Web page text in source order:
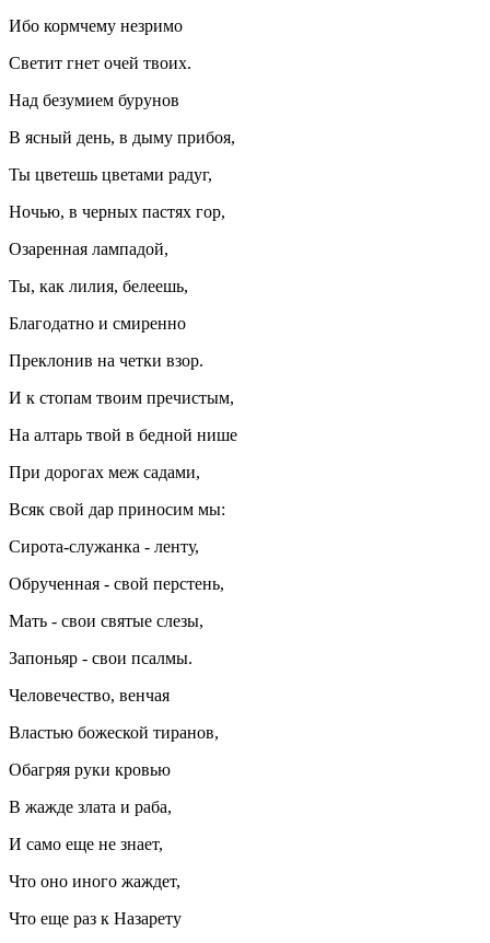
Ибо кормчему незримо
Светит гнет очей твоих.
Над безумием бурунов
В ясный день, в дыму прибоя,
Ты цветешь цветами радуг,
Ночью, в черных пастях гор,
Озаренная лампадой,
Ты, как лилия, белеешь,
Благодатно и смиренно
Преклонив на четки взор.
И к стопам твоим пречистым,
На алтарь твой в бедной нише
При дорогах меж садами,
Всяк свой дар приносим мы:
Сирота-служанка - ленту,
Обрученная - свой перстень,
Мать - свои святые слезы,
Запоньяр - свои псалмы.
Человечество, венчая
Властью божеской тиранов,
Обагряя руки кровью
В жажде злата и раба,
И само еще не знает,
Что оно иного жаждет,
Что еще раз к Назарету